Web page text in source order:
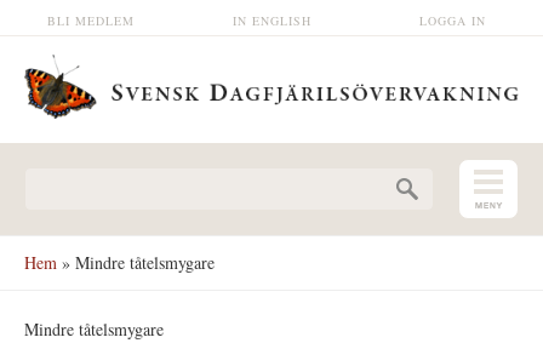
Hoppa till huvudinnehåll LOGGA IN
IN ENGLISH
BLI MEDLEM
Hem » Mindre tåtelsmygare
Mindre tåtelsmygare